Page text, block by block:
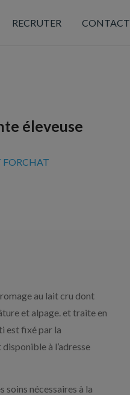
RECRUTER CONTACT
éleveuse
FORCHAT
au lait cru dont
et alpage. et traite en
est fixé par la
à l’adresse
soins nécessaires à la